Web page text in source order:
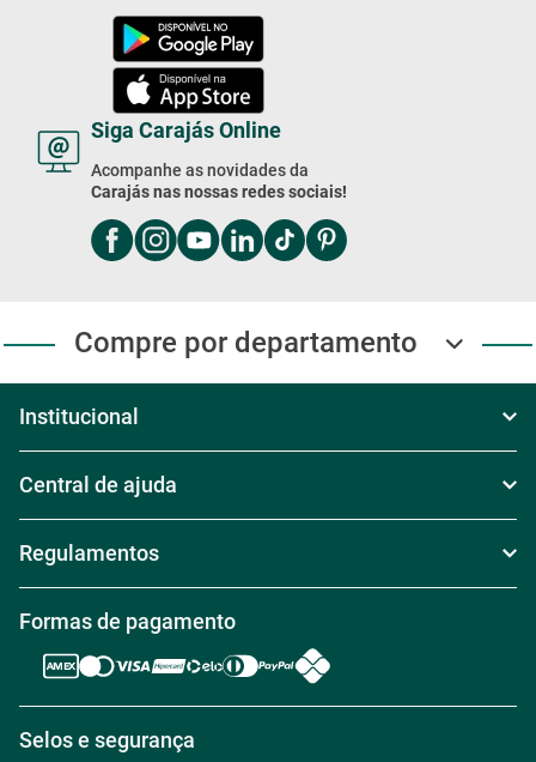
Siga Carajás Online
Acompanhe as novidades da
Carajás nas nossas redes sociais!
Compre por departamento
Institucional
Televendas
Nossas Lojas
Trabalhe conosco
Central de atendimento
Central de ajuda
Política de Troca
Política de Reembolso
Política de Entrega
Regulamentos
Regras de Desconto
Regulamento Aniversário Premiado
Formas de pagamento
Selos e segurança